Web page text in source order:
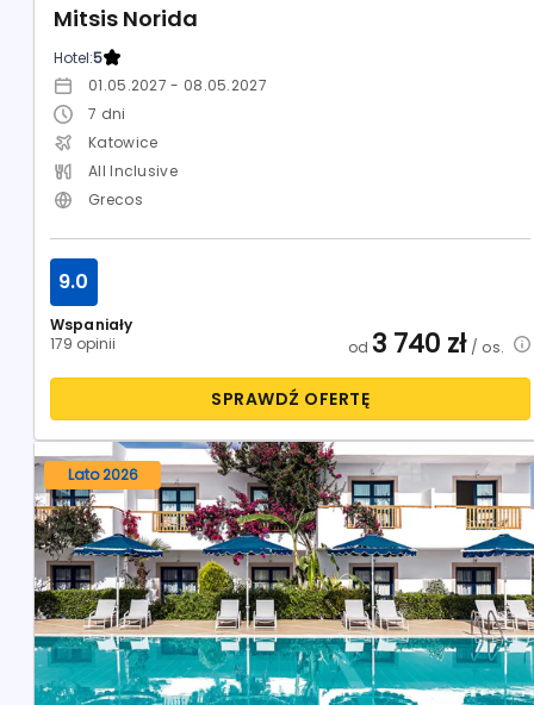
Mitsis Norida
Hotel:5
01.05.2027 - 08.05.2027
7 dni
Katowice
All Inclusive
Grecos
Wspaniały
179 opinii
9.0
od 3 740 zł/ os.
SPRAWDŹ OFERTĘ
Lato 2026